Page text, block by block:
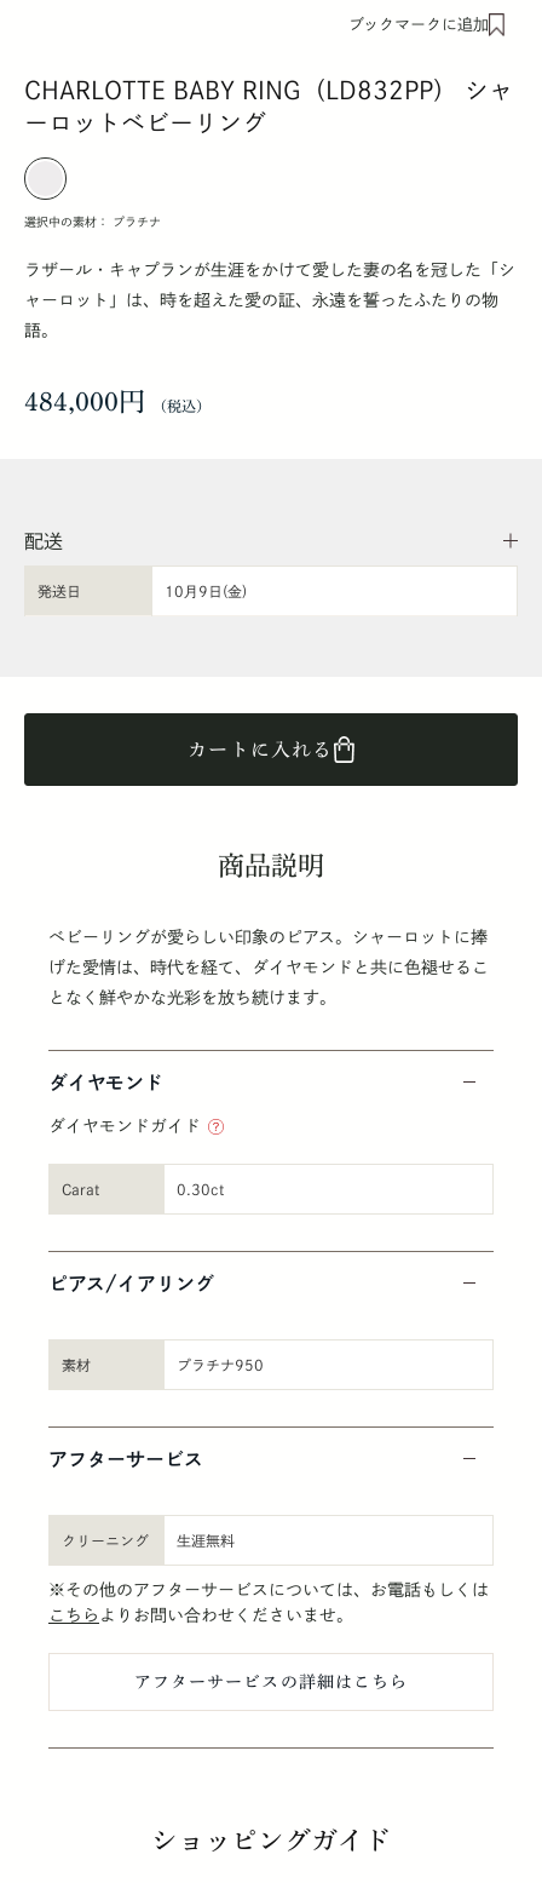
ブックマークに追加
CHARLOTTE BABY RING（LD832PP） シャ
ーロットベビーリング
選択中の素材： プラチナ
ラザール・キャプランが生涯をかけて愛した妻の名を冠した「シ
ャーロット」は、時を超えた愛の証、永遠を誓ったふたりの物
語。
484,000円
配送
発送日 10月9日(金)
カートに入れる
商品説明
ベビーリングが愛らしい印象のピアス。シャーロットに捧
げた愛情は、時代を経て、ダイヤモンドと共に色褪せるこ
となく鮮やかな光彩を放ち続けます。
ダイヤモンド
ダイヤモンドガイド
Carat 0.30ct
ピアス/イアリング
素材 プラチナ950
アフターサービス
クリーニング 生涯無料
※その他のアフターサービスについては、お電話もしくは
こちら よりお問い合わせくださいませ。
アフターサービスの詳細はこちら
ショッピングガイド